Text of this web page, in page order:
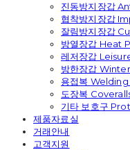
진동방지장갑
협착방지장갑
잘림방지장갑
방열장갑 Heat
레저장갑
방한장갑
용접복
도장복
기타 보호구
제품자료실
거래안내
고객지원